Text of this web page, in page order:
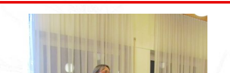
Terminkalender
Artikel
Bildergalerie